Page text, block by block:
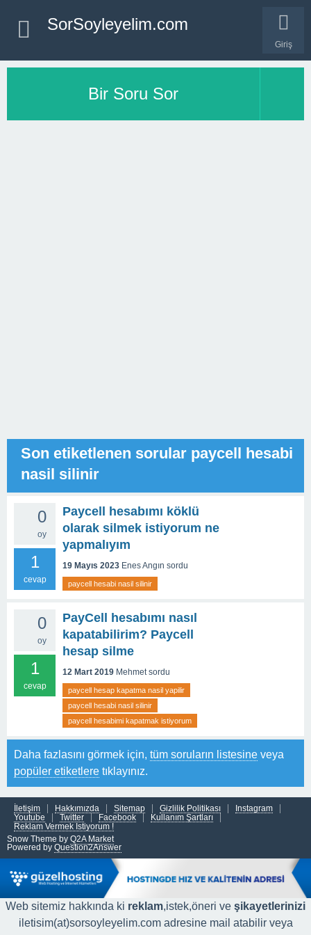
Giriş
SorSoyleyelim.com
Bir Soru Sor
Son etiketlenen sorular paycell hesabi
nasil silinir
0
oy
1
cevap
Paycell hesabımı köklü
olarak silmek istiyorum ne
yapmalıyım
19 Mayıs 2023 Enes Angın sordu
paycell hesabi nasil silinir
0
oy
1
cevap
PayCell hesabımı nasıl
kapatabilirim? Paycell
hesap silme
12 Mart 2019 Mehmet sordu
paycell hesap kapatma nasil yapilir
paycell hesabi nasil silinir
paycell hesabimi kapatmak istiyorum
Daha fazlasını görmek için, tüm soruların listesine veya
popüler etiketlere tıklayınız.
İletişim Hakkımızda Sitemap Gizlilik Politikası
Instagram
Youtube
Twitter Facebook
Kullanım Şartları
Reklam Vermek İstiyorum !
Snow Theme by Q2A Market
Powered by Question2Answer
Web sitemiz hakkında ki reklam,istek,öneri ve şikayetlerinizi
iletisim(at)sorsoyleyelim.com adresine mail atabilir veya